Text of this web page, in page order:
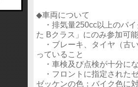
◆車両について
・排気量250cc以上のバイ
た Bクラス」にのみ参加可
・ブレーキ、タイヤ（古
っていること
・車検及び点検が十分に
・フロントに指定された
ゼッケンの色：バイク色に